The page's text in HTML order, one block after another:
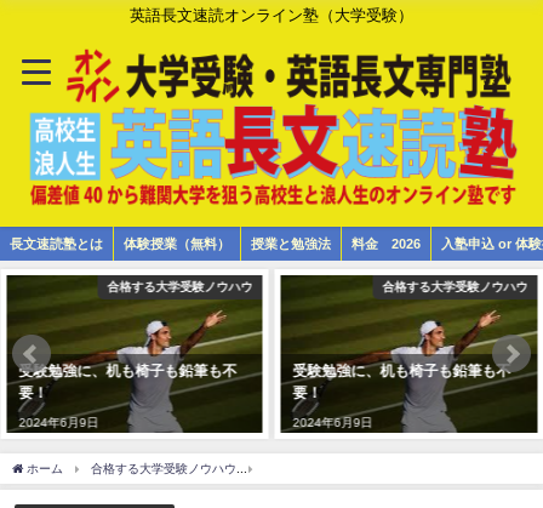
英語長文速読オンライン塾（大学受験）
長文速読塾とは 体験授業（無料） 授業と勉強法 料金 2026 入塾申込 or 体
合格する大学受験ノウハウ
受験勉強に、机も椅子も鉛筆も不
要！
2024年6月9日
合格する大学受験ノウハウ
受験勉強に、机も椅子も鉛筆も不
要！
2024年6月9日
ホーム 合格する大学受験ノウハウ